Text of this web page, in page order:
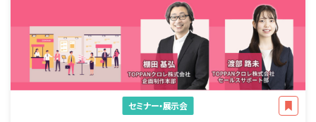
セミナー・展示会